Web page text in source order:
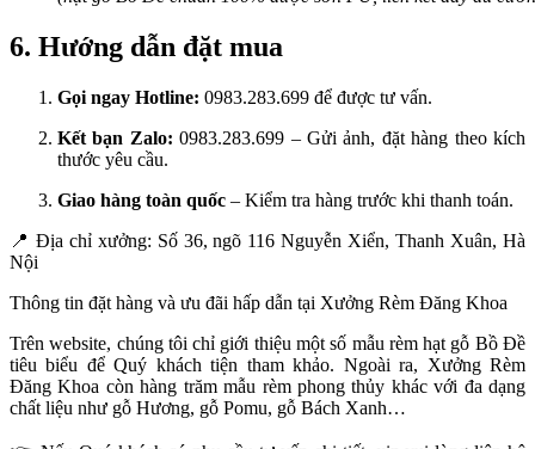
6. Hướng dẫn đặt mua
Gọi ngay Hotline: 0983.283.699 để được tư vấn.
Kết bạn Zalo: 0983.283.699 – Gửi ảnh, đặt hàng theo kích
thước yêu cầu.
Giao hàng toàn quốc – Kiểm tra hàng trước khi thanh toán.
📍 Địa chỉ xưởng: Số 36, ngõ 116 Nguyễn Xiển, Thanh Xuân, Hà
Nội
Thông tin đặt hàng và ưu đãi hấp dẫn tại Xưởng Rèm Đăng Khoa
Trên website, chúng tôi chỉ giới thiệu một số mẫu rèm hạt gỗ Bồ Đề
tiêu biểu để Quý khách tiện tham khảo. Ngoài ra, Xưởng Rèm
Đăng Khoa còn hàng trăm mẫu rèm phong thủy khác với đa dạng
chất liệu như gỗ Hương, gỗ Pomu, gỗ Bách Xanh…